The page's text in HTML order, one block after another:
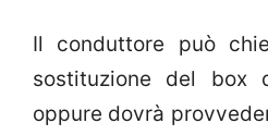
Il conduttore può
sostituzione del box
oppure dovrà